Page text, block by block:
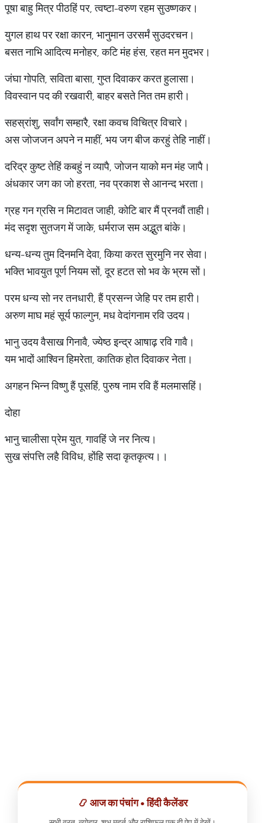
पूषा बाहु मित्र पीठहिं पर, त्वष्टा-वरुण रहम सुउष्णकर।
युगल हाथ पर रक्षा कारन, भानुमान उरसर्मं सुउदरचन।
बसत नाभि आदित्य मनोहर, कटि मंह हंस, रहत मन मुदभर।
जंघा गोपति, सविता बासा, गुप्त दिवाकर करत हुलासा।
विवस्वान पद की रखवारी, बाहर बसते नित तम हारी।
सहस्रांशु, सर्वांग सम्हारै, रक्षा कवच विचित्र विचारे।
अस जोजजन अपने न माहीं, भय जग बीज करहुं तेहि नाहीं।
दरिद्र कुष्ट तेहिं कबहुं न व्यापै, जोजन याको मन मंह जापै।
अंधकार जग का जो हरता, नव प्रकाश से आनन्द भरता।
ग्रह गन ग्रसि न मिटावत जाही, कोटि बार मैं प्रनवौं ताही।
मंद सदृश सुतजग में जाके, धर्मराज सम अद्भुत बांके।
धन्य-धन्य तुम दिनमनि देवा, किया करत सुरमुनि नर सेवा।
भक्ति भावयुत पूर्ण नियम सों, दूर हटत सो भव के भ्रम सों।
परम धन्य सो नर तनधारी, हैं प्रसन्न जेहि पर तम हारी।
अरुण माघ महं सूर्य फाल्गुन, मध वेदांगनाम रवि उदय।
भानु उदय वैसाख गिनावै, ज्येष्ठ इन्द्र आषाढ़ रवि गावै।
यम भादों आश्विन हिमरेता, कातिक होत दिवाकर नेता।
अगहन भिन्न विष्णु हैं पूसहिं, पुरुष नाम रवि हैं मलमासहिं।
दोहा
भानु चालीसा प्रेम युत, गावहिं जे नर नित्य।
सुख संपत्ति लहै विविध, होंहि सदा कृतकृत्य।।
📿 आज का पंचांग • हिंदी कैलेंडर